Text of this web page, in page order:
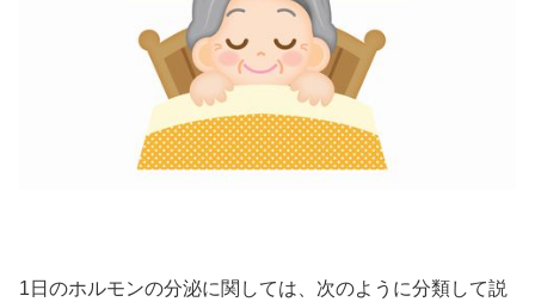
1日のホルモンの分泌に関しては、次のように分類して説